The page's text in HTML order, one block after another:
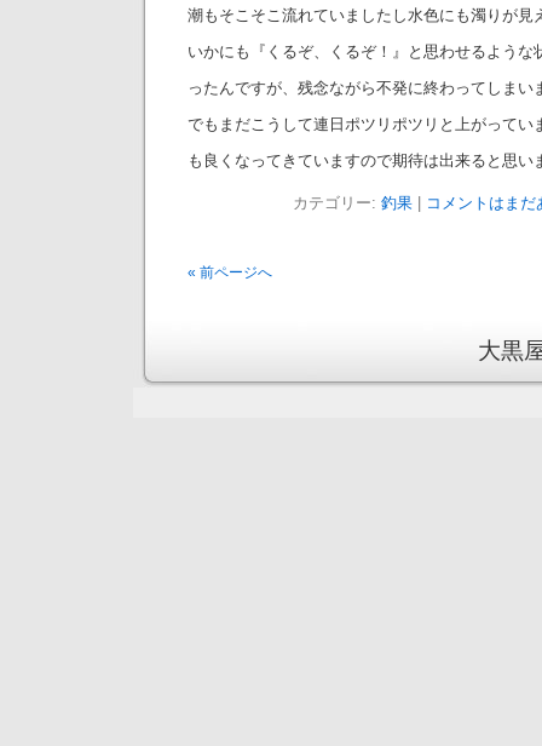
潮もそこそこ流れていましたし水色にも濁りが見
いかにも『くるぞ、くるぞ！』と思わせるような
ったんですが、残念ながら不発に終わってしまい
でもまだこうして連日ポツリポツリと上がってい
も良くなってきていますので期待は出来る
カテゴリー: 釣果| コメントはまだ
« 前ページへ
大黒